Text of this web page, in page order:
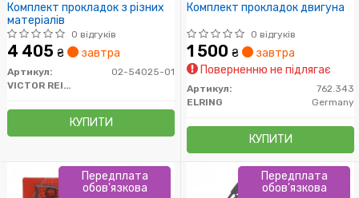
Комплект прокладок з різних
матеріалів
0 відгуків
4 405 ₴ завтра
Артикул:
02-54025-01
VICTOR REINZ
КУПИТИ
Комплект прокладок двигуна
0 відгуків
1 500 ₴
завтра
Поверненню не підлягає
Артикул:
762.343
ELRING
Germany
КУПИТИ
Передплата
обов'язкова
Передплата
обов'язкова